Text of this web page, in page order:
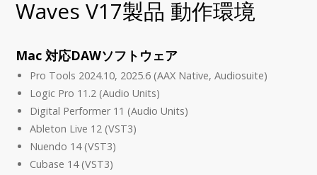
Waves V17製品 動作環境
Mac 対応DAWソフトウェア
Pro Tools 2024.10, 2025.6 (AAX Native, Audiosuite)
Logic Pro 11.2 (Audio Units)
Digital Performer 11 (Audio Units)
Ableton Live 12 (VST3)
Nuendo 14 (VST3)
Cubase 14 (VST3)